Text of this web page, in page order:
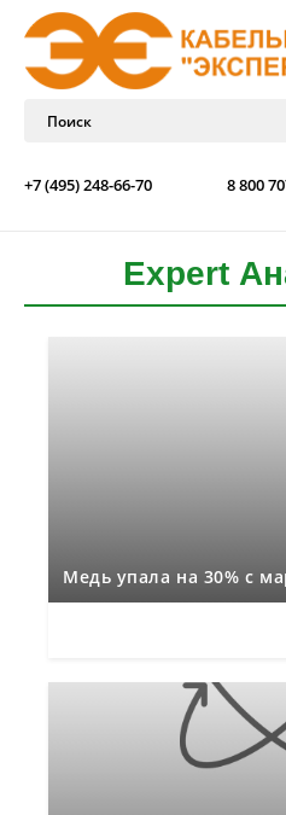
+7 (495) 248-66-70 8 800
Expert
Медь упала на 30% с